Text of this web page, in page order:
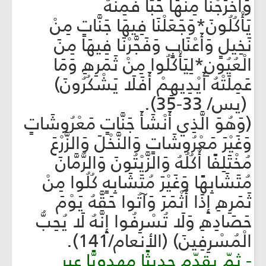
وَأَخْرَجْنَا مِنْهَا حَبًّا فَمِنْهُ
يَأْكُلُونَ*وَجَعَلْنَا فِيهَا جَنَّاتٍ مِنْ
نَخِيلٍ وَأَعْنَابٍ وَفَجَّرْنَا فِيهَا مِنَ
الْعُيُونِ*لِيَأْكُلُوا مِنْ ثَمَرِهِ وَمَا
عَمِلَتْهُ أَيْدِيهِمْ أَفَلَا يَشْكُرُونَ)
(يس/ 33-35).
(وَهُوَ الَّذِي أَنْشَأَ جَنَّاتٍ مَعْرُوشَاتٍ
وَغَيْرَ مَعْرُوشَاتٍ وَالنَّخْلَ وَالزَّرْعَ
مُخْتَلِفًا أُكُلُهُ وَالزَّيْتُونَ وَالرُّمَّانَ
مُتَشَابِهًا وَغَيْرَ مُتَشَابِهٍ كُلُوا مِنْ
ثَمَرِهِ إِذَا أَثْمَرَ وَآتُوا حَقَّهُ يَوْمَ
حَصَادِهِ وَلَا تُسْرِفُوا إِنَّهُ لَا يُحِبُّ
الْمُسْرِفِينَ) (الأنعام/141).